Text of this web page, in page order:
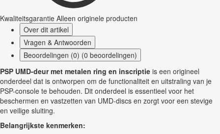
Kwaliteitsgarantie Alleen originele producten
Over dit artikel
Vragen & Antwoorden
Beoordelingen (0) (0 beoordelingen)
PSP UMD-deur met metalen ring en inscriptie is een origineel
onderdeel dat is ontworpen om de functionaliteit en uitstraling van je
PSP-console te behouden. Dit onderdeel is essentieel voor het
beschermen en vastzetten van UMD-discs en zorgt voor een stevige
en veilige sluiting.
Belangrijkste kenmerken: